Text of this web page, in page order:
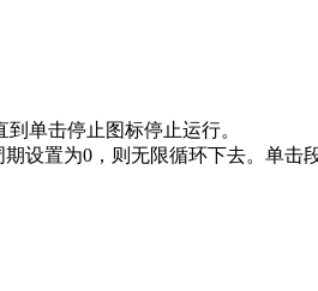
单击停止图标停止运行。
设置为0，则无限循环下去。单